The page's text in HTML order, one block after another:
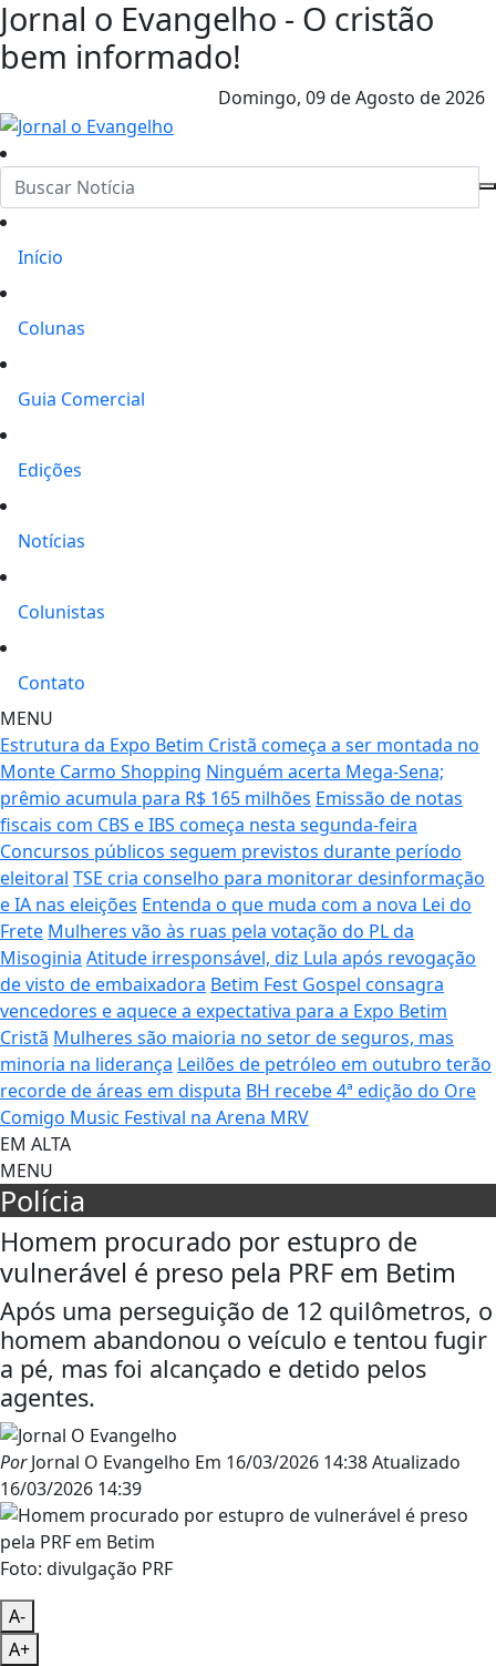
Jornal o Evangelho - O cristão
bem informado!
Domingo, 09 de Agosto de 2026
Início
Colunas
Guia Comercial
Edições
Notícias
Colunistas
Contato
MENU
Estrutura da Expo Betim Cristã começa a ser montada no
Monte Carmo Shopping Ninguém acerta Mega-Sena;
prêmio acumula para R$ 165 milhões Emissão de notas
fiscais com CBS e IBS começa nesta segunda-feira
Concursos públicos seguem previstos durante período
eleitoral TSE cria conselho para monitorar desinformação
e IA nas eleições Entenda o que muda com a nova Lei do
Frete Mulheres vão às ruas pela votação do PL da
Misoginia Atitude irresponsável, diz Lula após revogação
de visto de embaixadora Betim Fest Gospel consagra
vencedores e aquece a expectativa para a Expo Betim
Cristã Mulheres são maioria no setor de seguros, mas
minoria na liderança Leilões de petróleo em outubro terão
recorde de áreas em disputa BH recebe 4ª edição do Ore
Comigo Music Festival na Arena MRV
EM ALTA
MENU
Polícia
Homem procurado por estupro de
vulnerável é preso pela PRF em Betim
Após uma perseguição de 12 quilômetros, o
homem abandonou o veículo e tentou fugir
a pé, mas foi alcançado e detido pelos
agentes.
PorJornal O Evangelho Em 16/03/2026 14:38Atualizado
16/03/2026 14:39
Foto: divulgação PRF
A-
A+